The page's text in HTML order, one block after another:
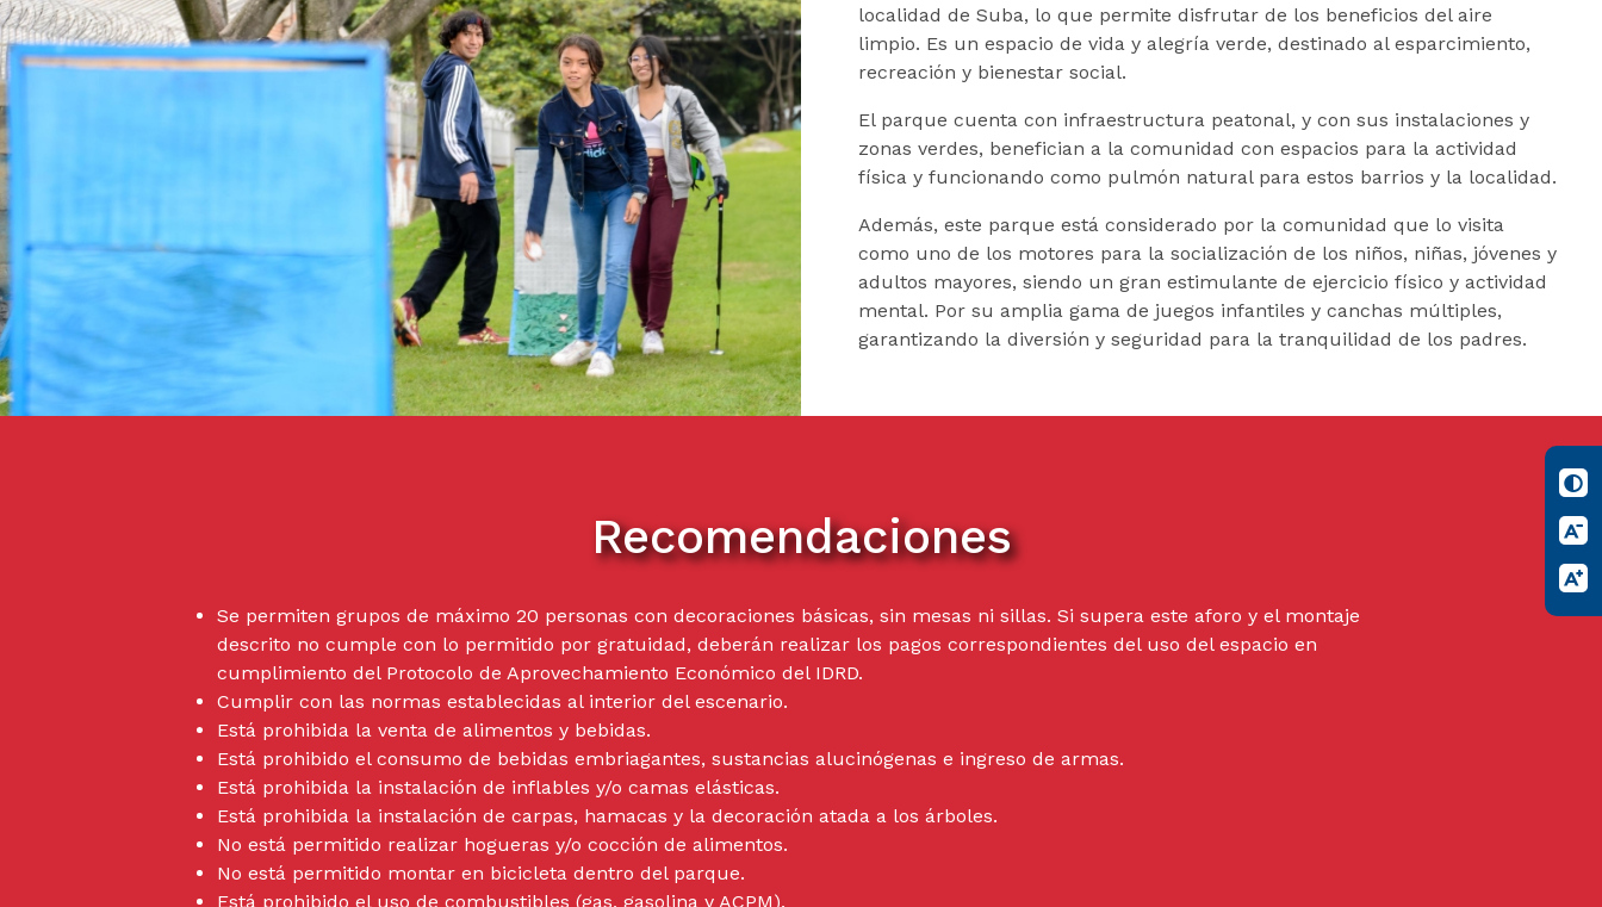
localidad de Suba, lo que permite disfrutar de los beneficios del aire
limpio. Es un espacio de vida y alegría verde, destinado al esparcimiento,
recreación y bienestar social.
El parque cuenta con infraestructura peatonal, y con sus instalaciones y
zonas verdes, benefician a la comunidad con espacios para la actividad
física y funcionando como pulmón natural para estos barrios y la localidad.
Además, este parque está considerado por la comunidad que lo visita
como uno de los motores para la socialización de los niños, niñas, jóvenes y
adultos mayores, siendo un gran estimulante de ejercicio físico y actividad
mental. Por su amplia gama de juegos infantiles y canchas múltiples,
garantizando la diversión y seguridad para la tranquilidad de los padres.
Recomendaciones
Se permiten grupos de máximo 20 personas con decoraciones básicas, sin mesas ni sillas. Si supera este aforo y el montaje
descrito no cumple con lo permitido por gratuidad, deberán realizar los pagos correspondientes del uso del espacio en
cumplimiento del Protocolo de Aprovechamiento Económico del IDRD.
Cumplir con las normas establecidas al interior del escenario.
Está prohibida la venta de alimentos y bebidas.
Está prohibido el consumo de bebidas embriagantes, sustancias alucinógenas e ingreso de armas.
Está prohibida la instalación de inflables y/o camas elásticas.
Está prohibida la instalación de carpas, hamacas y la decoración atada a los árboles.
No está permitido realizar hogueras y/o cocción de alimentos.
No está permitido montar en bicicleta dentro del parque.
Está prohibido el uso de combustibles (gas, gasolina y ACPM).